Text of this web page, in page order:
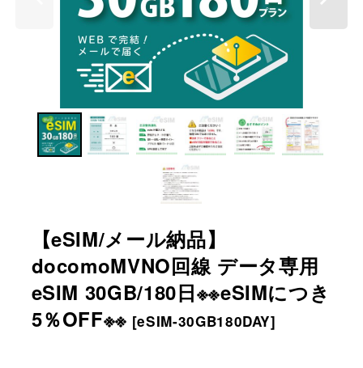
【eSIM/メール納品】
docomoMVNO回線 データ専用
eSIM 30GB/180日※※eSIMにつき
5％OFF※※ [eSIM-30GB180DAY]